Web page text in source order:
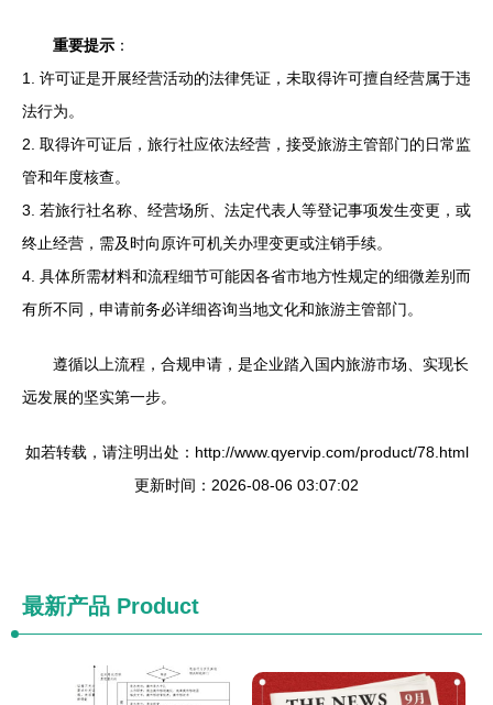
重要提示 ：
1. 许可证是开展经营活动的法律凭证，未取得许可擅自经营属于违
法行为。
2. 取得许可证后，旅行社应依法经营，接受旅游主管部门的日常监
管和年度核查。
3. 若旅行社名称、经营场所、法定代表人等登记事项发生变更，或
终止经营，需及时向原许可机关办理变更或注销手续。
4. 具体所需材料和流程细节可能因各省市地方性规定的细微差别而
有所不同，申请前务必详细咨询当地文化和旅游主管部门。
遵循以上流程，合规申请，是企业踏入国内旅游市场、实现长
远发展的坚实第一步。
如若转载，请注明出处：http://www.qyervip.com/product/78.html
更新时间：2026-08-06 03:07:02
最新产品 Product